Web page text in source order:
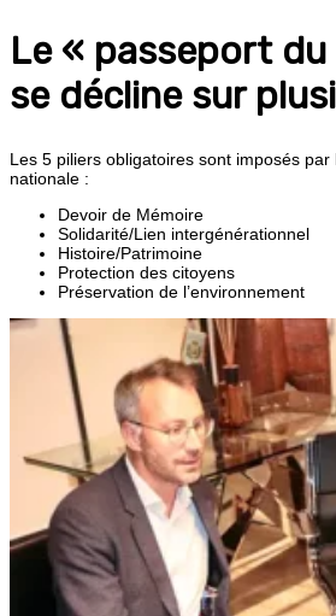
Le « passeport
se décline sur
Les 5 piliers obligatoires sont imposés par
nationale :
Devoir de Mémoire
Solidarité/Lien intergénérationnel
Histoire/Patrimoine
Protection des citoyens
Préservation de l’environnement